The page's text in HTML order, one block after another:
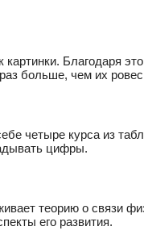
картинки. Благодаря
больше, чем их
четыре курса из
цифры.
теорию о связи
его развития.